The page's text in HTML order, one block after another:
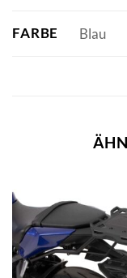
FARBE Blau